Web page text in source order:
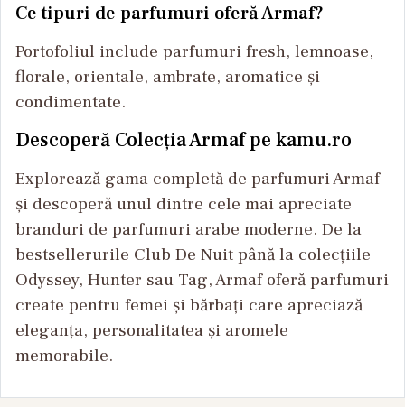
Ce tipuri de parfumuri oferă Armaf?
Portofoliul include parfumuri fresh, lemnoase,
florale, orientale, ambrate, aromatice și
condimentate.
Descoperă Colecția Armaf pe kamu.ro
Explorează gama completă de parfumuri Armaf
și descoperă unul dintre cele mai apreciate
branduri de parfumuri arabe moderne. De la
bestsellerurile Club De Nuit până la colecțiile
Odyssey, Hunter sau Tag, Armaf oferă parfumuri
create pentru femei și bărbați care apreciază
eleganța, personalitatea și aromele
memorabile.